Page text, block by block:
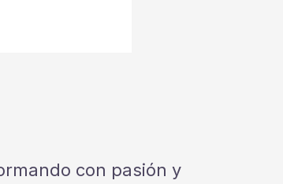
con pasión y